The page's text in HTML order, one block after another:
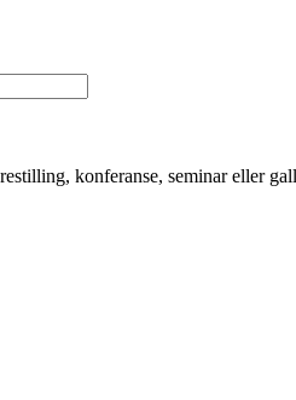
konferanse, seminar eller